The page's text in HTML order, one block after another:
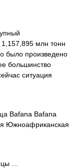
млн тонн
было произведено
большинство
ситуация
Bafana Bafana
Южноафриканская
…